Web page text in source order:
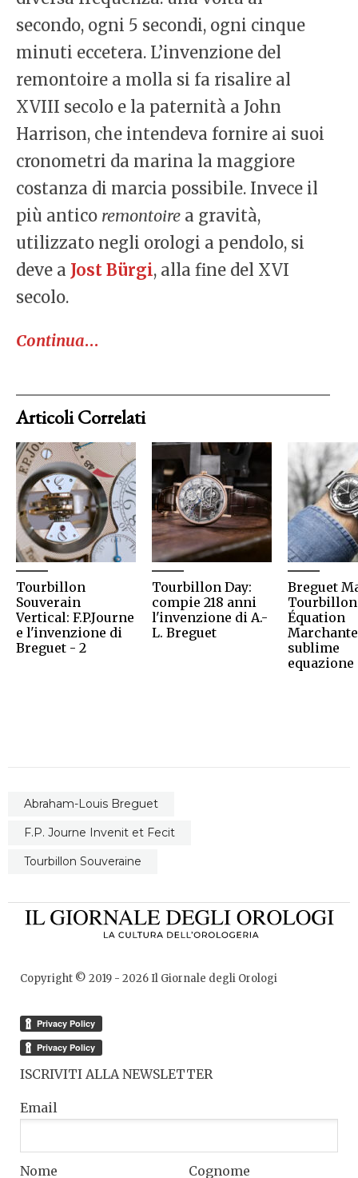
secondo, ogni 5 secondi, ogni cinque
minuti eccetera. L’invenzione del
remontoire a molla si fa risalire al
XVIII secolo e la paternità a John
Harrison, che intendeva fornire ai suoi
cronometri da marina la maggiore
costanza di marcia possibile. Invece il
più antico remontoire a gravità,
utilizzato negli orologi a pendolo, si
deve a Jost Bürgi, alla fine del XVI
secolo.
Continua…
Articoli Correlati
Tourbillon
Souverain
Vertical: F.P.Journe
e l'invenzione di
Breguet - 2
Tourbillon Day:
compie 218 anni
l'invenzione di A.-
L. Breguet
Breguet
Tourbillon
Équation
sublime
equazione
Abraham-Louis Breguet
F.P. Journe Invenit et Fecit
Tourbillon Souveraine
Copyright © 2019 - 2026Il Giornale degli Orologi
ISCRIVITI ALLA NEWSLETTER
Email
Nome Cognome